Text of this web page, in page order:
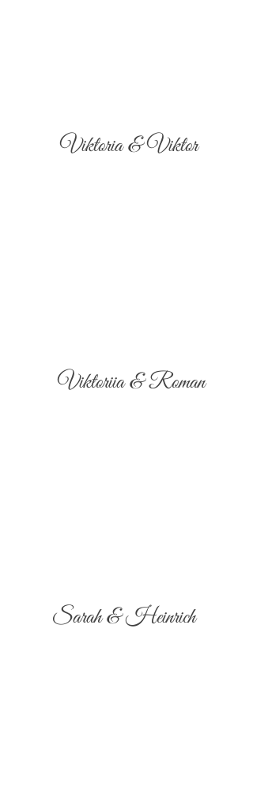
Viktoria & Viktor
Viktoriia & Roman
Sarah & Heinrich